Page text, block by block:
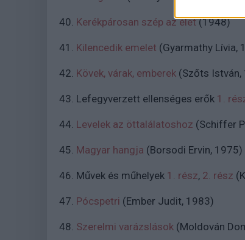
40. Kerékpárosan szép az élet(1948)
41. Kilencedik emelet (Gyarmathy Lívia,
42. Kövek, várak, emberek (Szőts István,
43. Lefegyverzett ellenséges erők 1.
44. Levelek az öttalálatoshoz (Schiffer
45. Magyar hangja (Borsodi Ervin, 1975)
46. Művek és műhelyek 1. rész, 2. rész
47. Pócspetri (Ember Judit, 1983)
48. Szerelmi varázslások (Moldován